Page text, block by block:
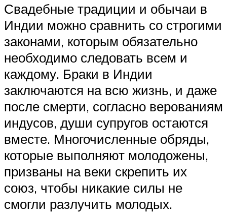
Свадебные традиции и обычаи в
Индии можно сравнить со строгими
законами, которым обязательно
необходимо следовать всем и
каждому. Браки в Индии
заключаются на всю жизнь, и даже
после смерти, согласно верованиям
индусов, души супругов остаются
вместе. Многочисленные обряды,
которые выполняют молодожены,
призваны на веки скрепить их
союз, чтобы никакие силы не
смогли разлучить молодых.